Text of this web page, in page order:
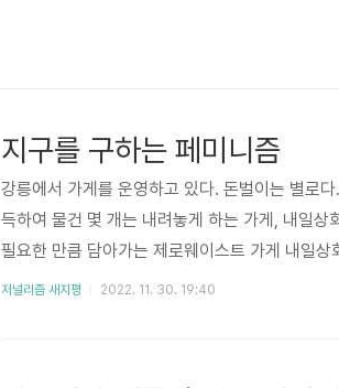
지구를 구하는 페미니즘
강릉에서 가게를 운영하고 있다. 돈벌이는 별로
득하여 물건 몇 개는 내려놓게 하는 가게, 내일
필요한 만큼 담아가는 제로웨이스트 가게 내일
표방한 작당모의 공간이다. 가게는 사람들의 마
저널리즘 새지평 2022. 11. 30. 19:40